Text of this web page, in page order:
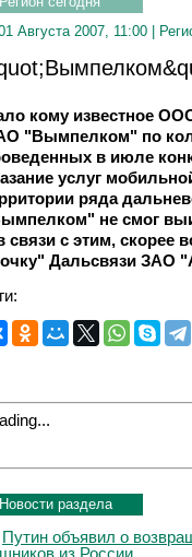
Августа 2007, 11:00 |
кому известное
"Вымпелком" по
в июле
услуг
ряда
не смог
связи с этим, скорее
Дальсвязи ЗАО
Новости раздела
Путин объявил о
из России